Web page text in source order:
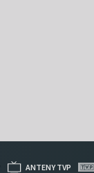
ANTENY TVP